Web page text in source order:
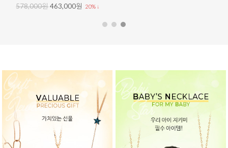
578,000원 463,000원 20% ↓